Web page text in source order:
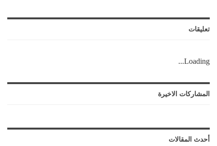
تعليقات
Loading...
المشاركات الاخيرة
أحدث المقالات